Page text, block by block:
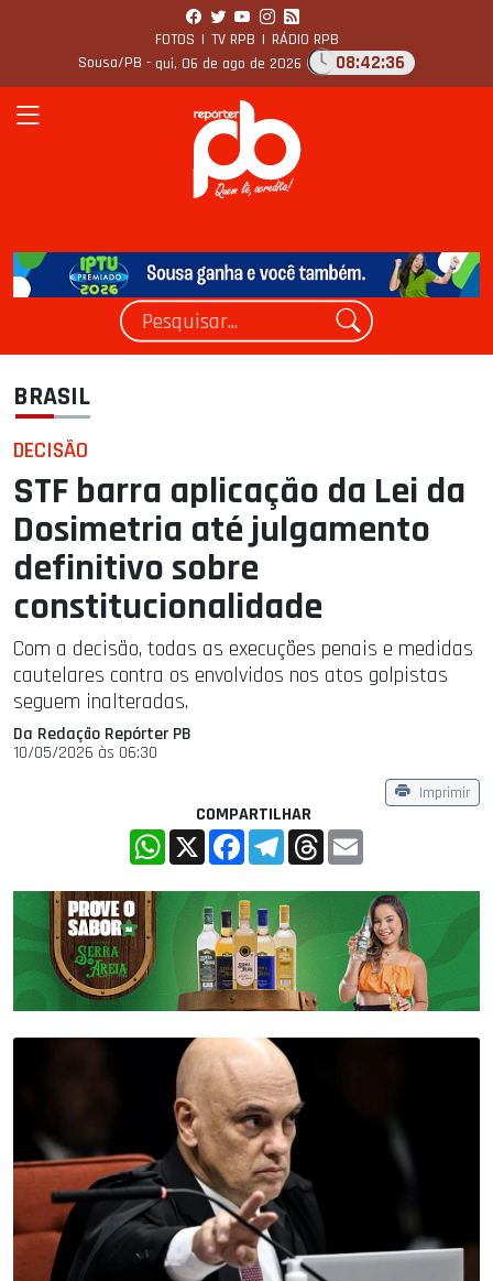
FOTOS | TV RPB | RÁDIO RPB
Sousa/PB - qui, 06 de ago de 2026 08:42:37
BRASIL
DECISÃO
STF barra aplicação da Lei da
Dosimetria até julgamento
definitivo sobre
constitucionalidade
Com a decisão, todas as execuções penais e medidas
cautelares contra os envolvidos nos atos golpistas
seguem inalteradas.
Da Redação Repórter PB
10/05/2026 às 06:30
Imprimir
COMPARTILHAR
WhatsApp
X FacebookTelegramThreads